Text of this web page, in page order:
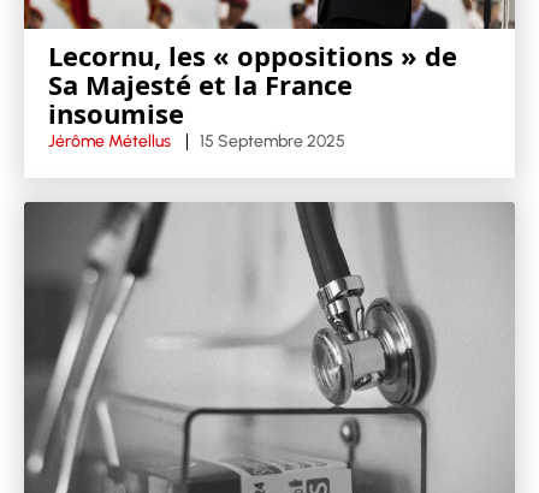
Lecornu, les « oppositions » de
Sa Majesté et la France
insoumise
Jérôme Métellus 15 Septembre 2025